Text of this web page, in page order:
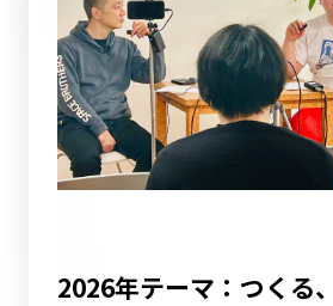
2026年テーマ：つくる